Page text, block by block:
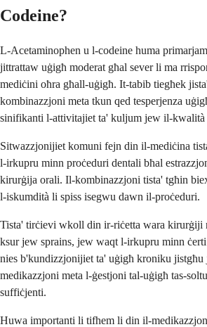
Codeine?
L-Acetaminophen u l-codeine huma
jittrattaw uġigħ moderat għal sever li ma
mediċini oħra għall-uġigħ. It-tabib tiegħek
kombinazzjoni meta tkun qed tesperjenza
sinifikanti l-attivitajiet ta' kuljum jew il-kwalità
Sitwazzjonijiet komuni fejn din il-mediċina
l-irkupru minn proċeduri dentali bħal
kirurġija orali. Il-kombinazzjoni tista' tgħin
l-iskumdità li spiss isegwu dawn il-proċeduri.
Tista' tirċievi wkoll din ir-riċetta wara kirurġiji
ksur jew sprains, jew waqt l-irkupru minn
nies b'kundizzjonijiet ta' uġigħ kroniku
medikazzjoni meta l-ġestjoni tal-uġigħ tas-
suffiċjenti.
Huwa importanti li tifhem li din il-